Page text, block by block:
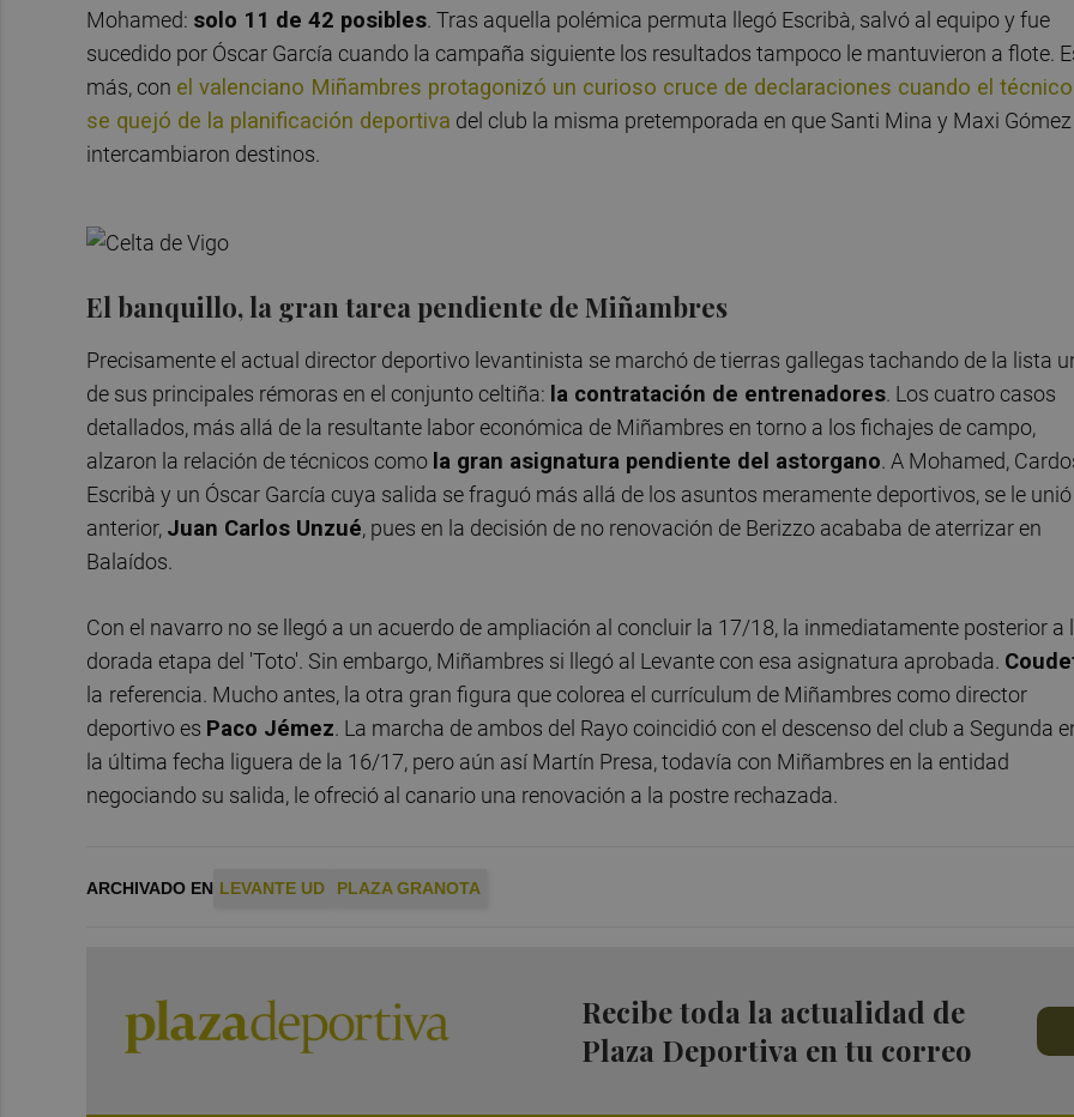
Mohamed: solo 11 de 42 posibles. Tras aquella polémica permuta llegó Escribà, salvó al equipo y fue
sucedido por Óscar García cuando la campaña siguiente los resultados tampoco le mantuvieron a flote.
más, con el valenciano Miñambres protagonizó un curioso cruce de declaraciones cuando el técnico
se quejó de la planificación deportiva del club la misma pretemporada en que Santi Mina y Maxi Gómez
intercambiaron destinos.
El banquillo, la gran tarea pendiente de Miñambres
Precisamente el actual director deportivo levantinista se marchó de tierras gallegas tachando de la lista
de sus principales rémoras en el conjunto celtiña: la contratación de entrenadores. Los cuatro casos
detallados, más allá de la resultante labor económica de Miñambres en torno a los fichajes de campo,
alzaron la relación de técnicos como la gran asignatura pendiente del astorgano. A Mohamed,
Escribà y un Óscar García cuya salida se fraguó más allá de los asuntos meramente deportivos, se le unió
anterior, Juan Carlos Unzué, pues en la decisión de no renovación de Berizzo acababa de aterrizar en
Balaídos.
Con el navarro no se llegó a un acuerdo de ampliación al concluir la 17/18, la inmediatamente posterior a
dorada etapa del 'Toto'. Sin embargo, Miñambres si llegó al Levante con esa asignatura aprobada.
la referencia. Mucho antes, la otra gran figura que colorea el currículum de Miñambres como director
deportivo es Paco Jémez. La marcha de ambos del Rayo coincidió con el descenso del club a Segunda
la última fecha liguera de la 16/17, pero aún así Martín Presa, todavía con Miñambres en la entidad
negociando su salida, le ofreció al canario una renovación a la postre rechazada.
ARCHIVADO EN LEVANTE UD PLAZA GRANOTA
Recibe toda la actualidad de
Plaza Deportiva en tu correo